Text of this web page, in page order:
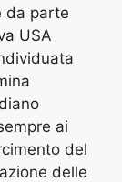
da parte
USA
ai
del
delle